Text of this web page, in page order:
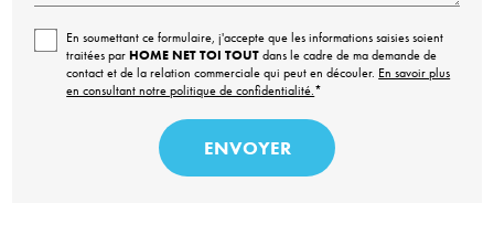
En soumettant ce formulaire, j'accepte que les informations saisies soient
traitées parHOME NET TOI TOUTdans le cadre de ma demande de
contact et de la relation commerciale qui peut en découler. En savoir plus
en consultant notre politique de confidentialité.*